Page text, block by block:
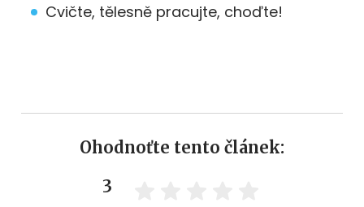
Cvičte, tělesně pracujte, choďte!
Ohodnoťte tento článek:
3